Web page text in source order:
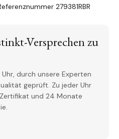
279381RBR
Versprechen zu
durch unsere Experten
geprüft. Zu jeder Uhr
und 24 Monate